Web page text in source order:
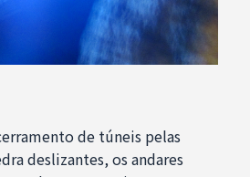
de túneis pelas
deslizantes, os andares